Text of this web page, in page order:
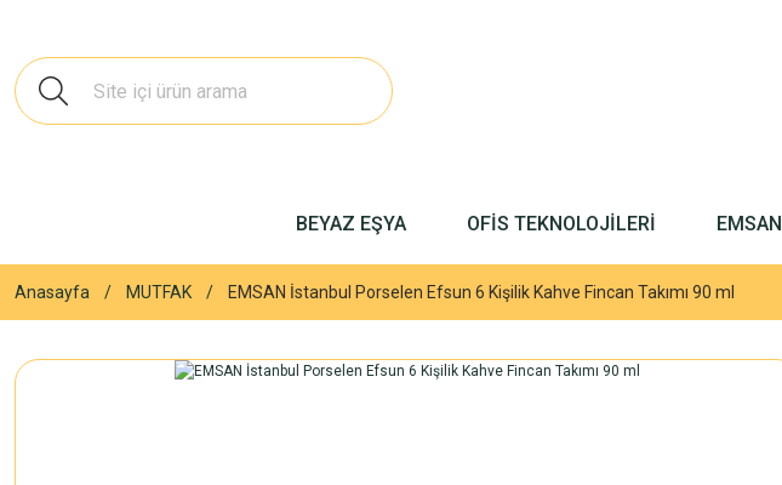
BEYAZ EŞYA OFİS TEKNOLOJİLERİ EMSAN
Anasayfa MUTFAK EMSAN İstanbul Porselen Efsun 6 Kişilik Kahve Fincan Takımı 90 ml